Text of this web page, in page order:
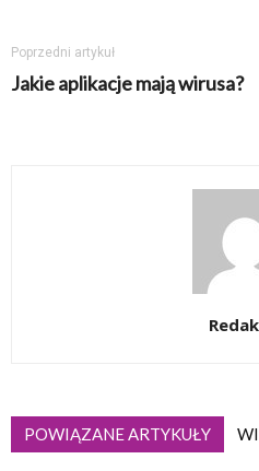
Poprzedni artykuł
Jakie aplikacje mają wirusa?
POWIĄZANE ARTYKUŁY